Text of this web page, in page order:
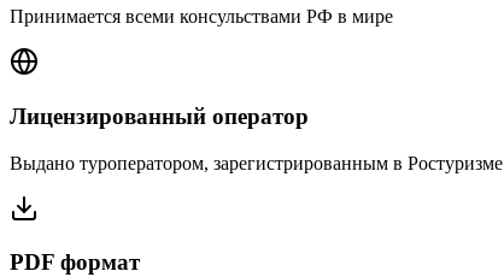
Принимается всеми консульствами РФ в мире
Лицензированный оператор
Выдано туроператором, зарегистрированным в Ростуризме
PDF формат